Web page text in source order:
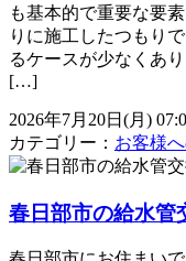
も基本的で重要な要
りに施工したつもり
るケースが少なくあ
[…]
2026年7月20日(月)
カテゴリー： お客様
春日部市の給水管